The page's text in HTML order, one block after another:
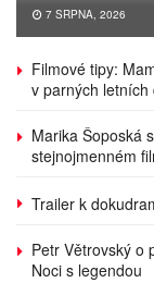
7 SRPNA, 2026
Filmové tipy:
v parných letních
Marika Šoposká
stejnojmenném
Trailer k
Petr Větrovský o
Noci s legendou